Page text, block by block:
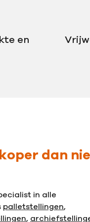
en
dan
in alle
palletstellingen,
,